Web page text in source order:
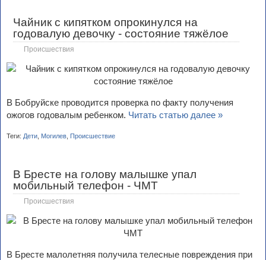
Чайник с кипятком опрокинулся на
годовалую девочку - состояние тяжёлое
Происшествия
В Бобруйске проводится проверка по факту получения
ожогов годовалым ребенком. Читать статью далее »
Теги: Дети Могилев Происшествие
В Бресте на голову малышке упал
мобильный телефон - ЧМТ
Происшествия
В Бресте малолетняя получила телесные повреждения при